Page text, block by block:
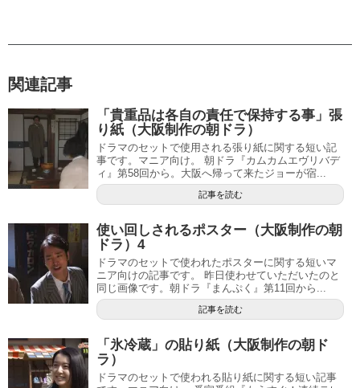
関連記事
「貴重品は各自の責任で保持する事」張
り紙（大阪制作の朝ドラ）
ドラマのセットで使用される張り紙に関する短い記
事です。マニア向け。 朝ドラ『カムカムエヴリバデ
ィ』第58回から。大阪へ帰って来たジョーが宿...
記事を読む
使い回しされるポスター（大阪制作の朝
ドラ）4
ドラマのセットで使われたポスターに関する短いマ
ニア向けの記事です。 昨日使わせていただいたのと
同じ画像です。朝ドラ『まんぷく』第11回から...
記事を読む
「氷冷蔵」の貼り紙（大阪制作の朝ド
ラ）
ドラマのセットで使われる貼り紙に関する短い記事